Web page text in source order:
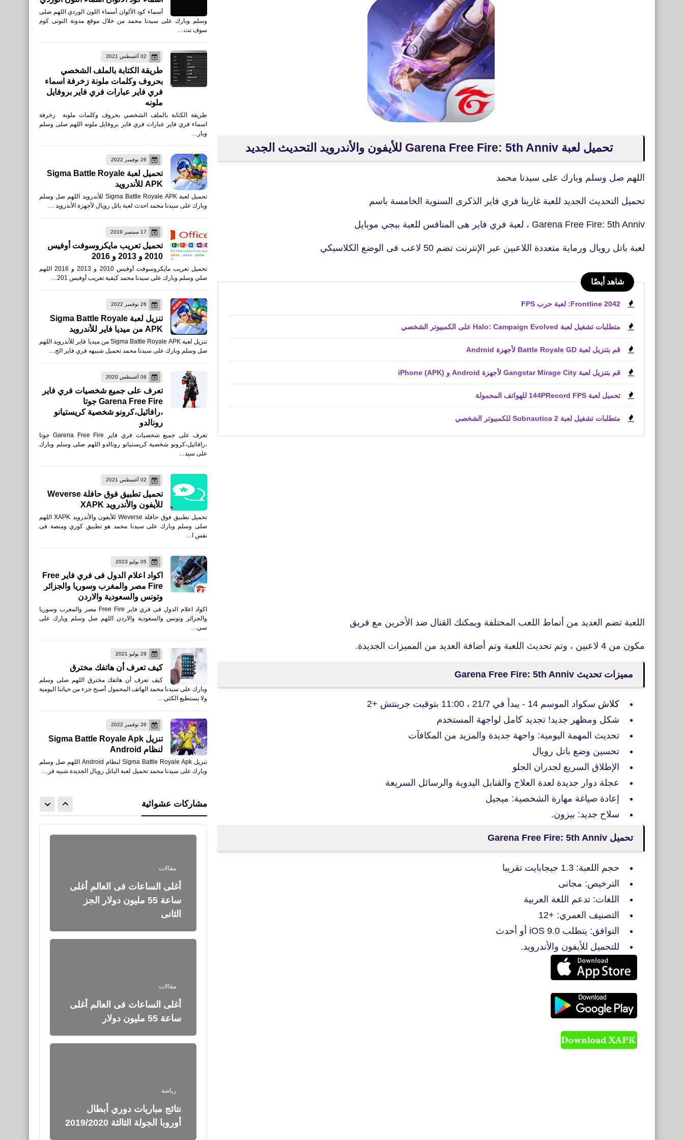
تحميل لعبة Garena Free Fire: 5th Anniv للأيفون والأندرويد التحديث الجديد
اللهم صل وسلم وبارك على سيدنا محمد
تحميل التحديث الجديد للعبة غارينا فري فاير الذكرى السنوية الخامسة باسم
Garena Free Fire: 5th Anniv ، لعبة فري فاير هى المنافس للعبة ببجي موبايل
لعبة باتل رويال ورماية متعددة اللاعبين عبر الإنترنت تضم 50 لاعب فى الوضع الكلاسيكي
شاهد أيضًا
Frontline 2042: لعبة حرب FPS
متطلبات تشغيل لعبة Halo: Campaign Evolved على الكمبيوتر الشخصي
قم بتنزيل لعبة Battle Royale GD لأجهزة Android
قم بتنزيل لعبة Gangstar Mirage City لأجهزة Android و iPhone (APK)
تحميل لعبة 144PRecord FPS للهواتف المحمولة
متطلبات تشغيل لعبة Subnautica 2 للكمبيوتر الشخصي
اللعبة تضم العديد من أنماط اللعب المختلفة ويمكنك القتال ضد الأخرين مع فريق
مكون من 4 لاعبين ، وتم تحديث اللعبة وتم أضافة العديد من المميزات الجديدة.
مميزات تحديث Garena Free Fire: 5th Anniv
كلاش سكواد الموسم 14 - يبدأ في 21/7 ، 11:00 بتوقيت جرينتش +2
شكل ومظهر جديد! تجديد كامل لواجهة المستخدم
تحديث المهمة اليومية: واجهة جديدة والمزيد من المكافآت
تحسين وضع باتل رويال
الإطلاق السريع لجدران الجلو
عجلة دوار جديدة لعدة العلاج والقنابل اليدوية والرسائل السريعة
إعادة صياغة مهارة الشخصية: ميجيل
سلاح جديد: بيزون.
تحميل Garena Free Fire: 5th Anniv
حجم اللعبة: 1.3 جيجابايت تقريبا
الترخيص: مجانى
اللغات: تدعم اللغة العربية
التصنيف العمري: +12
التوافق: يتطلب iOS 9.0 أو أحدث
للتحميل للأيفون والأندرويد.
أسماء كود الألوان أسماء اللون الوردي اللهم صلى
وسلم وبارك على سيدنا محمد من خلال موقع مدونة التونى كوم
سوف نت…
02 أغسطس 2021
طريقة الكتابة بالملف الشخصي
بحروف وكلمات ملونة زخرفة اسماء
فري فاير عبارات فري فاير بروفايل
ملونه
طريقة الكتابة بالملف الشخصي بحروف وكلمات ملونة زخرفة
اسماء فري فاير عبارات فري فاير بروفايل ملونه اللهم صلى وسلم
وبار…
26 نوفمبر 2022
تحميل لعبة Sigma Battle Royale
APK للأندرويد
تحميل لعبة Sigma Battle Royale APK للأندرويد اللهم صل وسلم
وبارك على سيدنا محمد احدث لعبة باتل رويال لأجهزة الأندرويد …
17 سبتمبر 2019
تحميل تعريب مايكروسوفت أوفيس
2010 و 2013 و 2016
تحميل تعريب مايكروسوفت أوفيس 2010 و 2013 و 2016 اللهم
صلي وسلم وبارك على سيدنا محمد كيفية تعريب أوفيس 201…
26 نوفمبر 2022
تنزيل لعبة Sigma Battle Royale
APK من ميديا فاير للأندرويد
تنزيل لعبة Sigma Battle Royale APK من ميديا فاير للأندرويد اللهم
صل وسلم وبارك على سيدنا محمد تحميل شبيهه فري فاير الج…
06 أغسطس 2020
تعرف على جميع شخصيات فري فاير
Garena Free Fire جوتا
،رافائيل،كرونو شخصية كريستيانو
رونالدو
تعرف على جميع شخصيات فري فاير Garena Free Fire جوتا
،رافائيل،كرونو شخصية كريستيانو رونالدو اللهم صلى وسلم وبارك
على سيد…
02 أغسطس 2021
تحميل تطبيق فوق حافلة Weverse
للأيفون والأندرويد XAPK
تحميل تطبيق فوق حافلة Weverse للأيفون والأندرويد XAPK اللهم
صلى وسلم وبارك على سيدنا محمد هو تطبيق كوري ومنصة فى
نفس ا…
05 يوليو 2023
اكواد اعلام الدول فى فري فاير Free
Fire مصر والمغرب وسوريا والجزائر
وتونس والسعودية والاردن
اكواد اعلام الدول فى فري فاير Free Fire مصر والمغرب وسوريا
والجزائر وتونس والسعودية والاردن اللهم صل وسلم وبارك على
سي…
29 يوليو 2021
كيف تعرف أن هاتفك مخترق
كيف تعرف أن هاتفك مخترق اللهم صلى وسلم
وبارك على سيدنا محمد الهاتف المحمول أصبح جزء من حياتنا اليومية
ولا يستطيع الكثي…
26 نوفمبر 2022
تنزيل Sigma Battle Royale Apk
لنظام Android
تنزيل Sigma Battle Royale Apk لنظام Android اللهم صل وسلم
وبارك على سيدنا محمد تحميل لعبة الباتل رويال الجديدة شبيه فر…
مشاركات عشوائية
مقالات
أغلى يخوت فى العالم الجزء
الثالث
24 أكتوبر 2019
مقالات
أغلى الساعات فى العالم أغلى
ساعة 55 مليون دولار الجز
الثانى
مقالات
أغلى الساعات فى العالم أغلى
ساعة 55 مليون دولار
رياضة
نتائج مباريات دوري أبطال
أوروبا الجولة الثالثة 2019/2020
صحة
ما هي أعراض ضغط الدم
المرتفع
الثالث
مقالات
أغلى الساعات فى العالم أغلى
ساعة 55 مليون دولار الجز
الثانى
مقالات
أغلى الساعات فى العالم أغلى
ساعة 55 مليون دولار
رياضة
نتائج مباريات دوري أبطال
أوروبا الجولة الثالثة 2019/2020